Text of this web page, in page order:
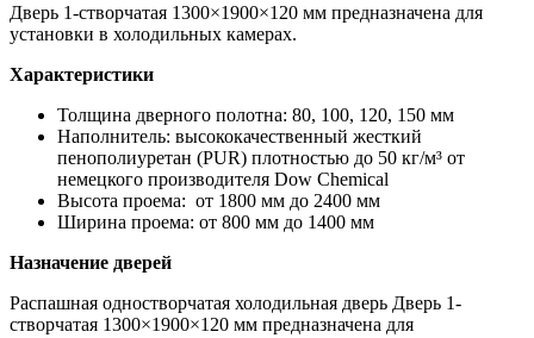
Дверь 1-створчатая 1300×1900×120 мм предназначена для
установки в холодильных камерах.
Характеристики
Толщина дверного полотна: 80, 100, 120, 150 мм
Наполнитель: высококачественный жесткий
пенополиуретан (PUR) плотностью до 50 кг/м³ от
немецкого производителя Dow Chemiсal
Высота проема: от 1800 мм до 2400 мм
Ширина проема: от 800 мм до 1400 мм
Назначение дверей
Распашная одностворчатая холодильная дверь Дверь 1-
створчатая 1300×1900×120 мм предназначена для